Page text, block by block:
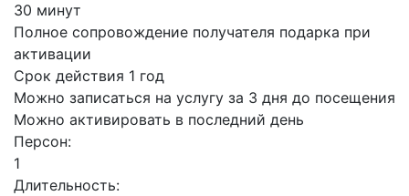
30 минут
Полное сопровождение получателя подарка при
активации
Срок действия 1 год
Можно записаться на услугу за 3 дня до посещения
Можно активировать в последний день
Персон:
1
Длительность: